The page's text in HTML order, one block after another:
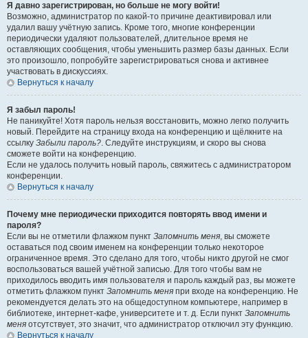
Я давно зарегистрирован, но больше не могу войти!
Возможно, администратор по какой-то причине деактивировал или
удалил вашу учётную запись. Кроме того, многие конференции
периодически удаляют пользователей, длительное время не
оставляющих сообщения, чтобы уменьшить размер базы данных. Если
это произошло, попробуйте зарегистрироваться снова и активнее
участвовать в дискуссиях.
Вернуться к началу
Я забыл пароль!
Не паникуйте! Хотя пароль нельзя восстановить, можно легко получить
новый. Перейдите на страницу входа на конференцию и щёлкните на
ссылку Забыли пароль?. Следуйте инструкциям, и скоро вы снова
сможете войти на конференцию.
Если не удалось получить новый пароль, свяжитесь с администратором
конференции.
Вернуться к началу
Почему мне периодически приходится повторять ввод имени и
пароля?
Если вы не отметили флажком пункт Запомнить меня, вы сможете
оставаться под своим именем на конференции только некоторое
ограниченное время. Это сделано для того, чтобы никто другой не смог
воспользоваться вашей учётной записью. Для того чтобы вам не
приходилось вводить имя пользователя и пароль каждый раз, вы можете
отметить флажком пункт Запомнить меня при входе на конференцию. Не
рекомендуется делать это на общедоступном компьютере, например в
библиотеке, интернет-кафе, университете и т. д. Если пункт Запомнить
меня отсутствует, это значит, что администратор отключил эту функцию.
Вернуться к началу